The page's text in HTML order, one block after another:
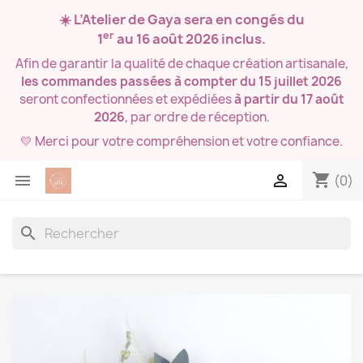
☀️ L’Atelier de Gaya sera en congés du
1erau 16 août 2026inclus.
Afin de garantir la qualité de chaque création artisanale,
les commandes passées à compter du 15 juillet 2026
seront confectionnées et expédiéesà partir du 17 août
2026, par ordre de réception.
💛 Merci pour votre compréhension et votre confiance.
 shopping_cart (0)

search